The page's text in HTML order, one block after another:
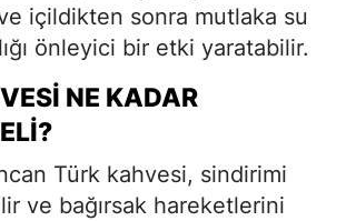
içildikten sonra mutlaka su
önleyici bir etki yaratabilir.
NE KADAR
Türk kahvesi, sindirimi
ve bağırsak hareketlerini